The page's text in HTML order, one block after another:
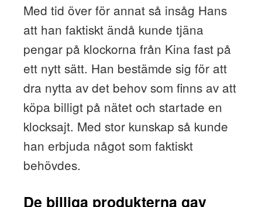
Med tid över för annat så insåg Hans
att han faktiskt ändå kunde tjäna
pengar på klockorna från Kina fast på
ett nytt sätt. Han bestämde sig för att
dra nytta av det behov som finns av att
köpa billigt på nätet och startade en
klocksajt. Med stor kunskap så kunde
han erbjuda något som faktiskt
behövdes.
De billiga produkterna gav